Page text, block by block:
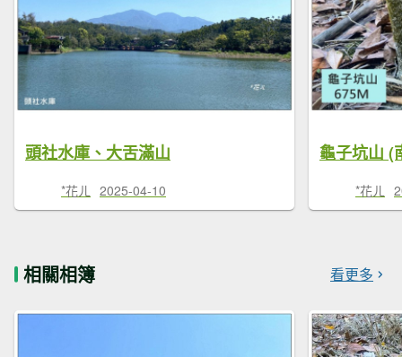
頭社水庫、大舌滿山
*花ㄦ 2025-04-10
龜子坑山 (
*花ㄦ
相關相簿 看更多